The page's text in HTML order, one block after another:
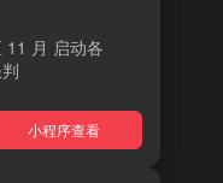
11 月 启动各
达” 标签 履约
小程序查看